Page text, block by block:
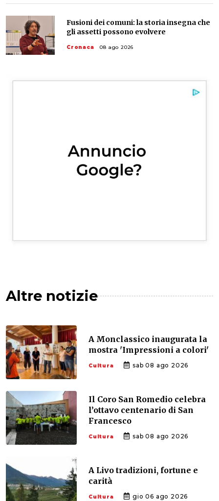
Fusioni dei comuni: la storia insegna che
gli assetti possono evolvere
Cronaca 08 ago 2026
Altre notizie
A Monclassico inaugurata la
mostra 'Impressioni a colori'
Cultura sab 08 ago 2026
Il Coro San Romedio celebra
l’ottavo centenario di San
Francesco
Cultura sab 08 ago 2026
A Livo tradizioni, fortune e
carità
Cultura gio 06 ago 2026